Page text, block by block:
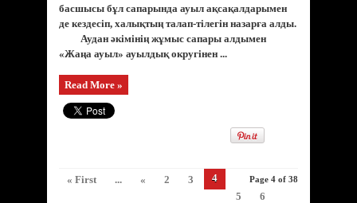
басшысы бұл сапарында ауыл ақсақалдарымен
де кездесіп, халықтың талап-тілегін назарға алды.
Аудан әкімінің жұмыс сапары алдымен
«Жаңа ауыл» ауылдық округінен ...
Read More »
Page 4 of 38
« First ... « 2 3
4
5
6